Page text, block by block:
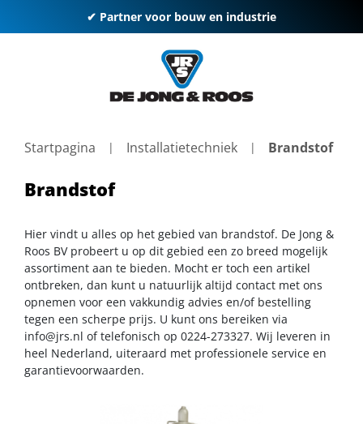
✔ Partner voor bouw en industrie
Startpagina Installatietechniek Brandstof
Brandstof
Hier vindt u alles op het gebied van brandstof. De Jong &
Roos BV probeert u op dit gebied een zo breed mogelijk
assortiment aan te bieden. Mocht er toch een artikel
ontbreken, dan kunt u natuurlijk altijd contact met ons
opnemen voor een vakkundig advies en/of bestelling
tegen een scherpe prijs. U kunt ons bereiken via
info@jrs.nl of telefonisch op 0224-273327. Wij leveren in
heel Nederland, uiteraard met professionele service en
garantievoorwaarden.